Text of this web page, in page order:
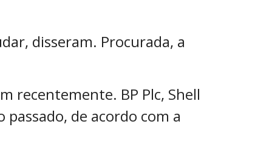
disseram. Procurada, a
recentemente. BP Plc, Shell
de acordo com a